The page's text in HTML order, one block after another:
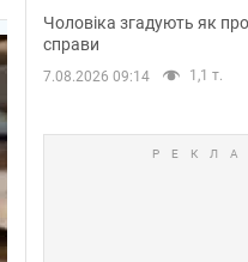
Фото
Чоловіка згадують як
справи
7.08.2026 09:14 1,1 т.